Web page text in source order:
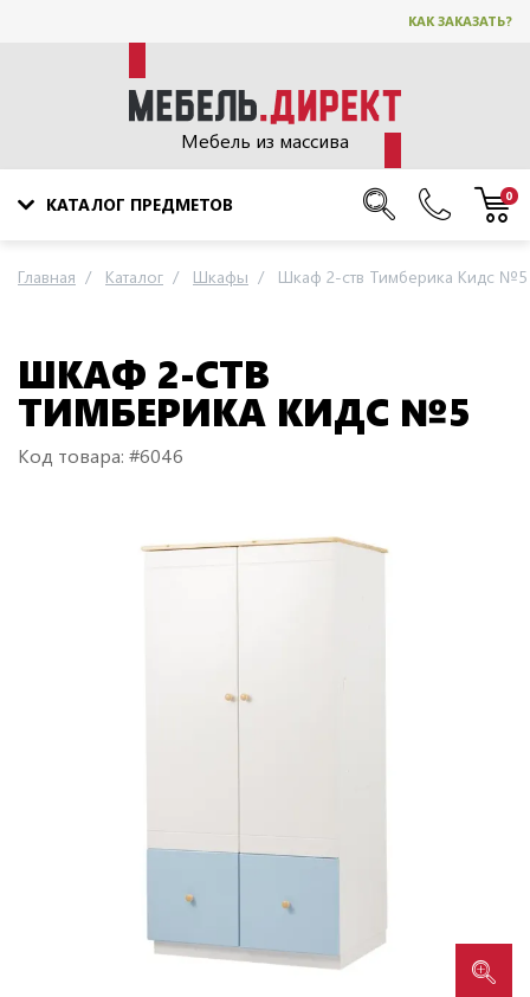
КАК ЗАКАЗАТЬ?
Мебель из массива
КАТАЛОГ ПРЕДМЕТОВ 0
Главная Каталог Шкафы Шкаф 2-ств Тимберика Кидс №5
ШКАФ 2-СТВ
ТИМБЕРИКА КИДС №5
Код товара: #6046